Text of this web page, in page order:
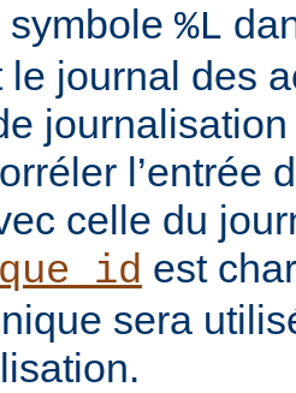
symbole %L
le journal des
l’entrée
celle du
est
sera